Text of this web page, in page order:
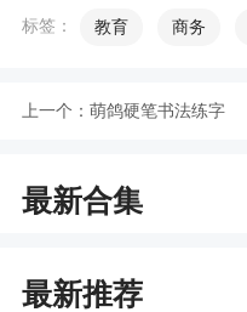
史，您可以查询自己做
2、拥有多种学习
3、每天都可以使
标签： 教育 商务
上一个： 萌鸽硬笔书法练字
最新合集
最新推荐